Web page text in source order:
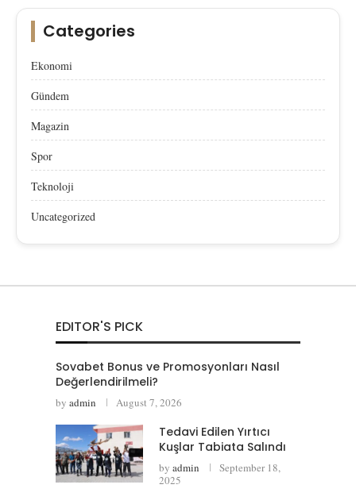
Categories
Ekonomi
Gündem
Magazin
Spor
Teknoloji
Uncategorized
EDITOR'S PICK
Sovabet Bonus ve Promosyonları Nasıl
Değerlendirilmeli?
by admin August 7, 2026
Tedavi Edilen Yırtıcı
Kuşlar Tabiata Salındı
by admin
September 18,
2025